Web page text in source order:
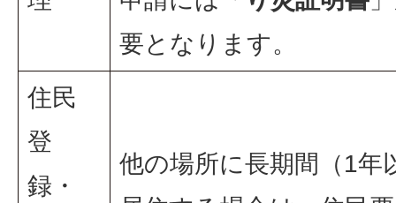
要となります。
住民
登
録・
他の場所に長期間（1年